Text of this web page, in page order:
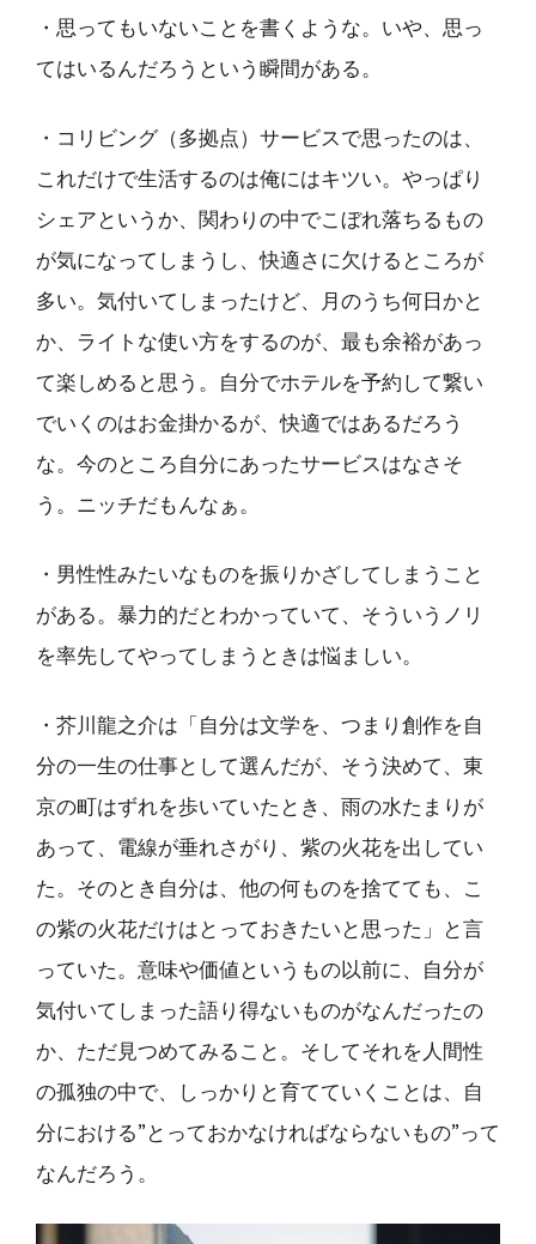
・思ってもいないことを書くような。いや、思っ
てはいるんだろうという瞬間がある。
・コリビング（多拠点）サービスで思ったのは、
これだけで生活するのは俺にはキツい。やっぱり
シェアというか、関わりの中でこぼれ落ちるもの
が気になってしまうし、快適さに欠けるところが
多い。気付いてしまったけど、月のうち何日かと
か、ライトな使い方をするのが、最も余裕があっ
て楽しめると思う。自分でホテルを予約して繋い
でいくのはお金掛かるが、快適ではあるだろう
な。今のところ自分にあったサービスはなさそ
う。ニッチだもんなぁ。
・男性性みたいなものを振りかざしてしまうこと
がある。暴力的だとわかっていて、そういうノリ
を率先してやってしまうときは悩ましい。
・芥川龍之介は「自分は文学を、つまり創作を自
分の一生の仕事として選んだが、そう決めて、東
京の町はずれを歩いていたとき、雨の水たまりが
あって、電線が垂れさがり、紫の火花を出してい
た。そのとき自分は、他の何ものを捨てても、こ
の紫の火花だけはとっておきたいと思った」と言
っていた。意味や価値というもの以前に、自分が
気付いてしまった語り得ないものがなんだったの
か、ただ見つめてみること。そしてそれを人間性
の孤独の中で、しっかりと育てていくことは、自
分における”とっておかなければならないもの”って
なんだろう。